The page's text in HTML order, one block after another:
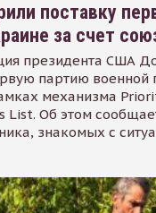
поставку
за счет
президента США
партию военной
механизма
List. Об этом
знакомых с